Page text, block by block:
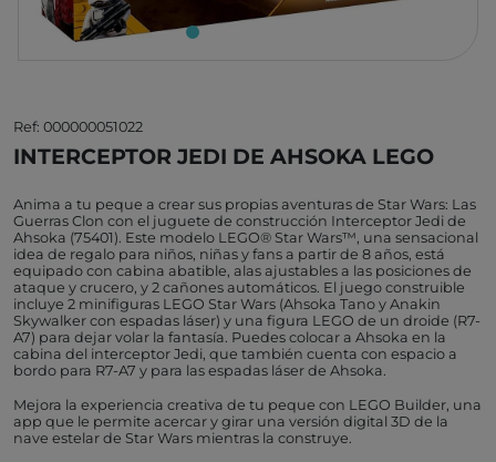
Ref: 000000051022
INTERCEPTOR JEDI DE AHSOKA LEGO
Anima a tu peque a crear sus propias aventuras de Star Wars: Las
Guerras Clon con el juguete de construcción Interceptor Jedi de
Ahsoka (75401). Este modelo LEGO® Star Wars™, una sensacional
idea de regalo para niños, niñas y fans a partir de 8 años, está
equipado con cabina abatible, alas ajustables a las posiciones de
ataque y crucero, y 2 cañones automáticos. El juego construible
incluye 2 minifiguras LEGO Star Wars (Ahsoka Tano y Anakin
Skywalker con espadas láser) y una figura LEGO de un droide (R7-
A7) para dejar volar la fantasía. Puedes colocar a Ahsoka en la
cabina del interceptor Jedi, que también cuenta con espacio a
bordo para R7-A7 y para las espadas láser de Ahsoka.
Mejora la experiencia creativa de tu peque con LEGO Builder, una
app que le permite acercar y girar una versión digital 3D de la
nave estelar de Star Wars mientras la construye.